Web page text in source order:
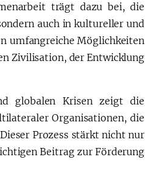
trägt dazu bei, die
auch in kultureller und
umfangreiche Möglichkeiten
Zivilisation, der Entwicklung
globalen Krisen zeigt die
Organisationen, die
Prozess stärkt nicht nur
Beitrag zur Förderung